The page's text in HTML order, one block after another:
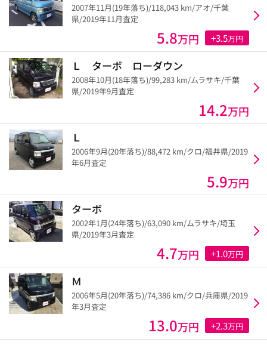
2007年11月(19年落ち)/118,043 km/アオ/千葉
県/2019年11月査定
5.8万円 +3.5万円
Ｌ ターボ ローダウン
2008年10月(18年落ち)/99,283 km/ムラサキ/千葉
県/2019年9月査定
14.2万円
Ｌ
2006年9月(20年落ち)/88,472 km/クロ/福井県/2019
年6月査定
5.9万円
ターボ
2002年1月(24年落ち)/63,090 km/ムラサキ/埼玉
県/2019年3月査定
4.7万円 +1.0万円
Ｍ
2006年5月(20年落ち)/74,386 km/クロ/兵庫県/2019
年3月査定
13.0万円 +2.3万円